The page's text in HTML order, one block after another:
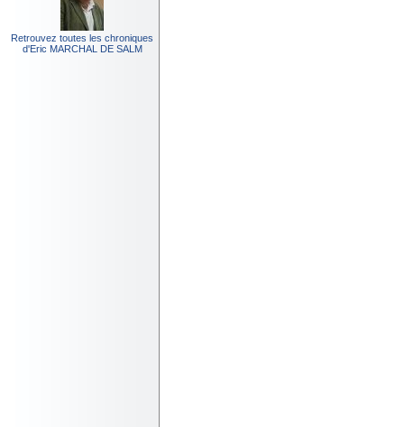
Retrouvez toutes les chroniques
d'Eric MARCHAL DE SALM